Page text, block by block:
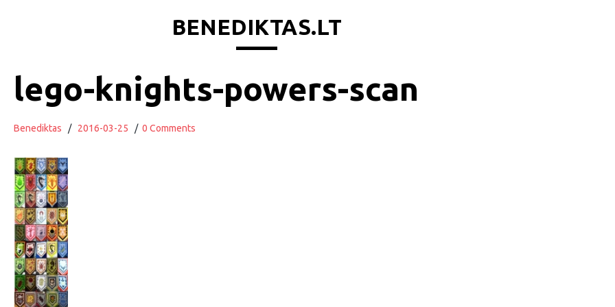
BENEDIKTAS.LT
lego-knights-powers-scan
Benediktas / 2016-03-25 / 0 Comments